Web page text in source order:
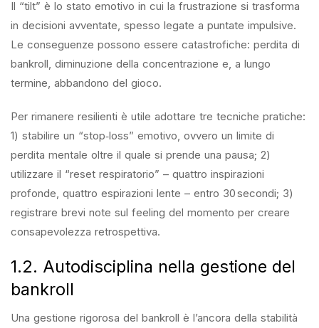
Il “tilt” è lo stato emotivo in cui la frustrazione si trasforma
in decisioni avventate, spesso legate a puntate impulsive.
Le conseguenze possono essere catastrofiche: perdita di
bankroll, diminuzione della concentrazione e, a lungo
termine, abbandono del gioco.
Per rimanere resilienti è utile adottare tre tecniche pratiche:
1) stabilire un “stop‑loss” emotivo, ovvero un limite di
perdita mentale oltre il quale si prende una pausa; 2)
utilizzare il “reset respiratorio” – quattro inspirazioni
profonde, quattro espirazioni lente – entro 30 secondi; 3)
registrare brevi note sul feeling del momento per creare
consapevolezza retrospettiva.
1.2. Autodisciplina nella gestione del
bankroll
Una gestione rigorosa del bankroll è l’ancora della stabilità